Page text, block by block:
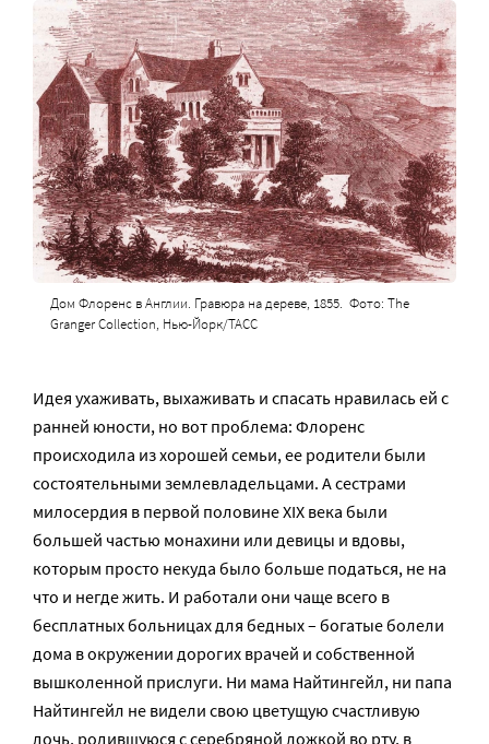
Дом Флоренс в Англии. Гравюра на дереве, 1855. Фото: The
Granger Collection, Нью-Йорк/ТАСС
Идея ухаживать, выхаживать и спасать нравилась ей с
ранней юности, но вот проблема: Флоренс
происходила из хорошей семьи, ее родители были
состоятельными землевладельцами. А сестрами
милосердия в первой половине XIX века были
большей частью монахини или девицы и вдовы,
которым просто некуда было больше податься, не на
что и негде жить. И работали они чаще всего в
бесплатных больницах для бедных – богатые болели
дома в окружении дорогих врачей и собственной
вышколенной прислуги. Ни мама Найтингейл, ни папа
Найтингейл не видели свою цветущую счастливую
дочь, родившуюся с серебряной ложкой во рту, в